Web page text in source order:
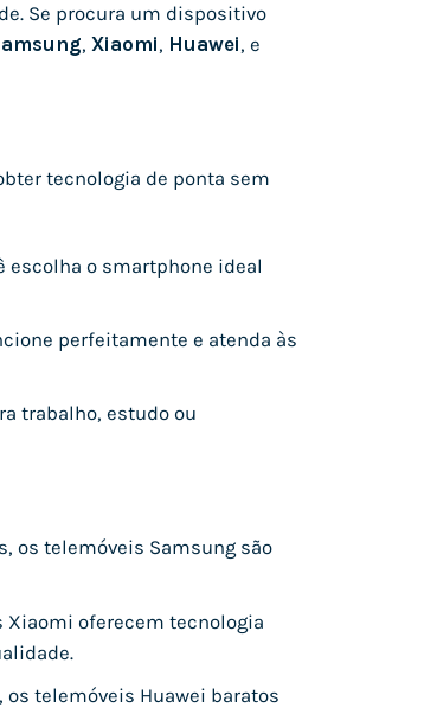
Se procura um dispositivo
, Xiaomi, Huawei, e
tecnologia de ponta sem
escolha o smartphone ideal
perfeitamente e atenda às
trabalho, estudo ou
os telemóveis Samsung são
oferecem tecnologia
telemóveis Huawei baratos